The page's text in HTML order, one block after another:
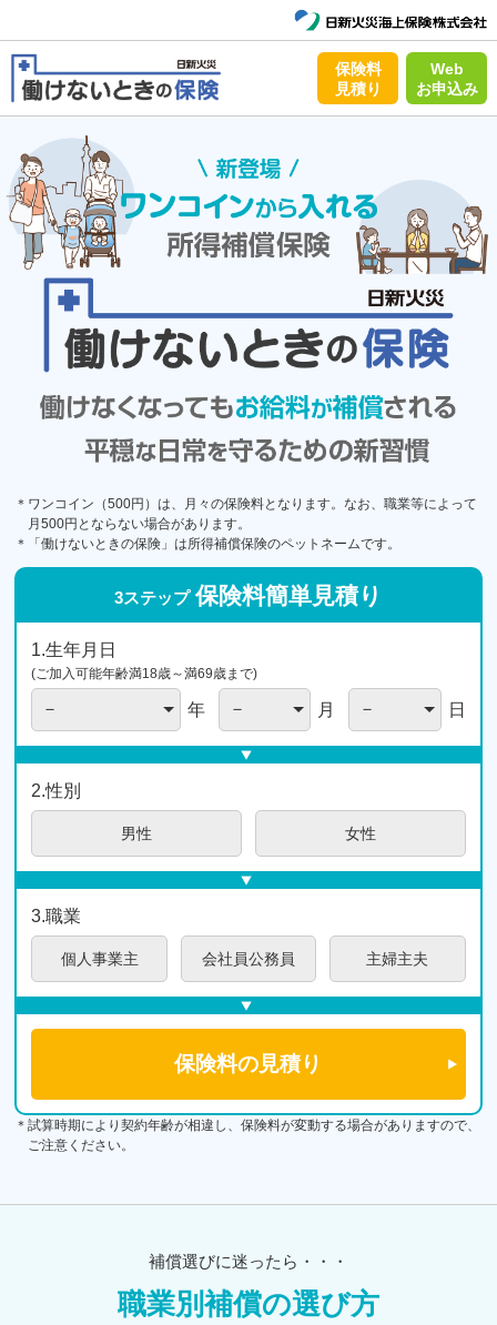
保険料
見積り
Web
お申込み
＊ワンコイン（500円）は、月々の保険料となります。なお、職業等によって
月500円とならない場合があります。
＊「働けないときの保険」は所得補償保険のペットネームです。
3ステップ 保険料簡単見積り
1.生年月日
(ご加入可能年齢満18歳～満69歳まで)
年 月 日
2.性別
男性 女性
3.職業
個人事業主 会社員公務員 主婦主夫
＊試算時期により契約年齢が相違し、保険料が変動する場合がありますので、
ご注意ください。
補償選びに迷ったら・・・
職業別補償の選び方